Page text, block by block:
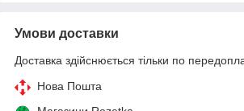
Умови доставки
Доставка здійснюється тільки по
Нова Пошта